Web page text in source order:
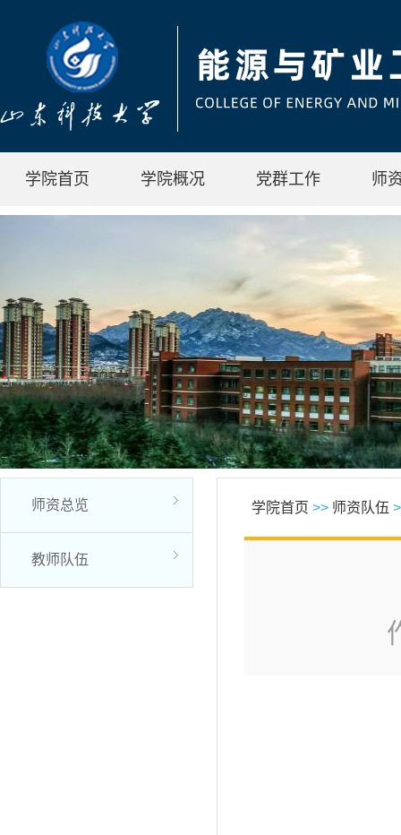
学院首页 学院概况 党群工作 师
师资总览
教师队伍
学院首页 >> 师资队伍